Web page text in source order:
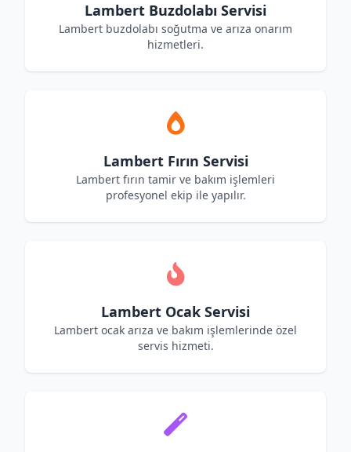
Lambert Buzdolabı Servisi
Lambert buzdolabı soğutma ve arıza onarım
hizmetleri.
Lambert Fırın Servisi
Lambert fırın tamir ve bakım işlemleri
profesyonel ekip ile yapılır.
Lambert Ocak Servisi
Lambert ocak arıza ve bakım işlemlerinde özel
servis hizmeti.